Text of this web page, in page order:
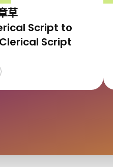
草
Script to
Script